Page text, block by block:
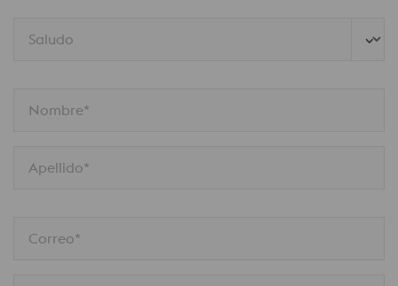
Saludo
Nombre*
Apellido*
Correo*